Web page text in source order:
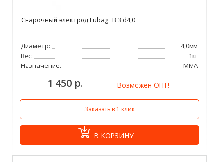
Сварочный электрод Fubag FB 3 d4,0
Диаметр:
4,0мм
Вес:
1кг
Назначение:
ММА
1 450 р. Возможен ОПТ!
Заказать в 1 клик
В КОРЗИНУ